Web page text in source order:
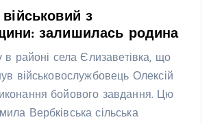
з
залишилась родина
в районі села Єлизаветівка, що
військовослужбовець Олексій
бойового завдання. Цю
Вербківська сільська